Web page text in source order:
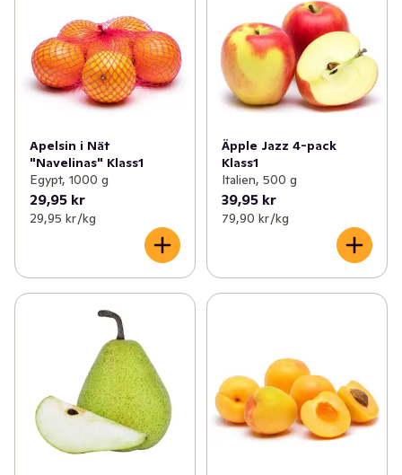
Apelsin i Nät
"Navelinas" Klass1
Egypt, 1000 g
29,95 kr
29,95 kr /kg
Äpple Jazz 4-pack
Klass1
Italien, 500 g
39,95 kr
79,90 kr /kg